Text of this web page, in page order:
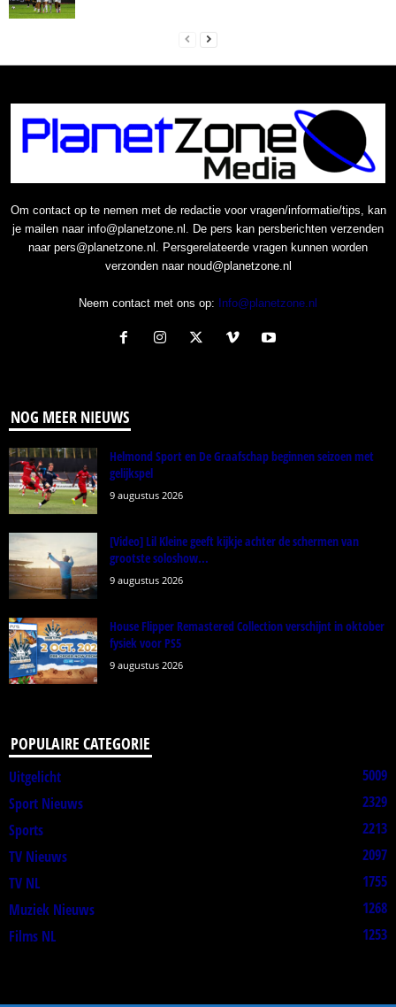
Om contact op te nemen met de redactie voor vragen/informatie/tips, kan
je mailen naar info@planetzone.nl. De pers kan persberichten verzenden
naar pers@planetzone.nl. Persgerelateerde vragen kunnen worden
verzonden naar noud@planetzone.nl
Neem contact met ons op: Info@planetzone.nl
NOG MEER NIEUWS
Helmond Sport en De Graafschap beginnen seizoen met
gelijkspel
9 augustus 2026
[Video] Lil Kleine geeft kijkje achter de schermen van
grootste soloshow...
9 augustus 2026
House Flipper Remastered Collection verschijnt in oktober
fysiek voor PS5
9 augustus 2026
POPULAIRE CATEGORIE
Uitgelicht
5009
Sport Nieuws
2329
Sports
2213
TV Nieuws
2097
TV NL
1755
Muziek Nieuws
1268
Films NL
1253